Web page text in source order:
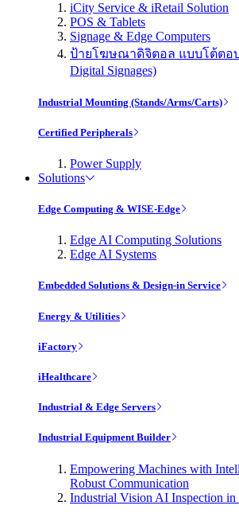
iCity Service & iRetail Solution
POS & Tablets
Signage & Edge Computers
ป้ายโฆษณาดิจิตอล แบบโต้ตอบ
Digital Signages)
Industrial Mounting (Stands/Arms/Carts)
Certified Peripherals
Power Supply
Solutions
Edge Computing & WISE-Edge
Edge AI Computing Solutions
Edge AI Systems
Embedded Solutions & Design-in Service
Energy & Utilities
iFactory
iHealthcare
Industrial & Edge Servers
Industrial Equipment Builder
Empowering Machines with
Robust Communication
Industrial Vision AI Inspection